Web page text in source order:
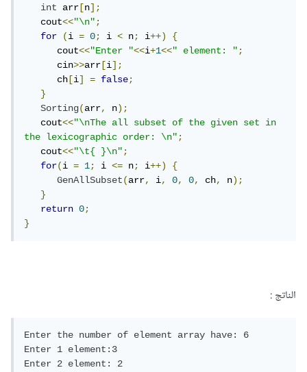
int
arr [n];
   cout
<<"\n";
for
(i = 0; i < n; i++)
{
      cout
<<"Enter "<<i+1<<" element: ";
      cin
>>arr [i];
      ch
[i] = false;
}
Sorting(arr, n);
   cout
<<"\nThe all subset of the given set in
the lexicographic order: \n";
   cout
<<"\t{ }\n";
for(i = 1; i <= n; i++)
{
GenAllSubset(arr, i, 0, 0, ch, n);
}
return
0;
}
الناتج :
Enter the number of element array have: 6
Enter 1 element:3
Enter 2 element: 2